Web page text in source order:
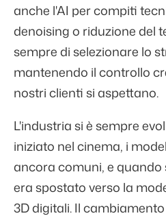
anche l'AI per compiti
denoising o riduzione del
sempre di selezionare lo
mantenendo il controllo
nostri clienti si aspettano.
L'industria si è sempre
iniziato nel cinema, i
ancora comuni, e quando
era spostato verso la
3D digitali. Il